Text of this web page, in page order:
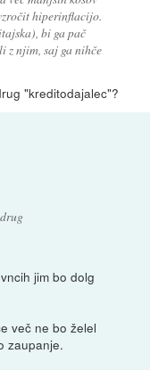
hiperinflacijo.
bi ga pač
z njim, saj ga nihče
"kreditodajalec"?
jim bo dolg
več ne bo želel
zaupanje.